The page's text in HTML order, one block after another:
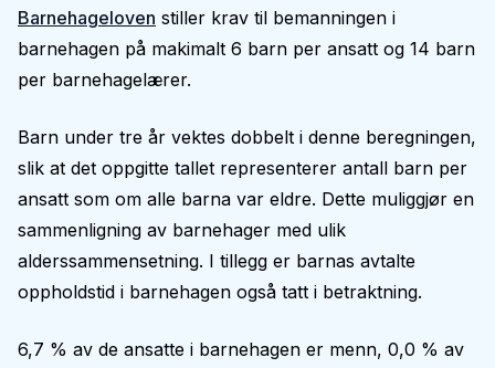
Barnehageloven stiller krav til bemanningen i
barnehagen på makimalt 6 barn per ansatt og 14 barn
per barnehagelærer.
Barn under tre år vektes dobbelt i denne beregningen,
slik at det oppgitte tallet representerer antall barn per
ansatt som om alle barna var eldre. Dette muliggjør en
sammenligning av barnehager med ulik
alderssammensetning. I tillegg er barnas avtalte
oppholdstid i barnehagen også tatt i betraktning.
6,7 % av de ansatte i barnehagen er menn, 0,0 % av